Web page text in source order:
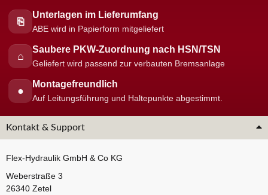
⎘
Unterlagen im Lieferumfang
ABE wird in Papierform mitgeliefert
⌂
Saubere PKW-Zuordnung nach HSN/TSN
Geliefert wird passend zur verbauten Bremsanlage
●
Montagefreundlich
Auf Leitungsführung und Haltepunkte abgestimmt.
Kontakt & Support
Flex-Hydraulik GmbH & Co KG
Weberstraße 3
26340 Zetel